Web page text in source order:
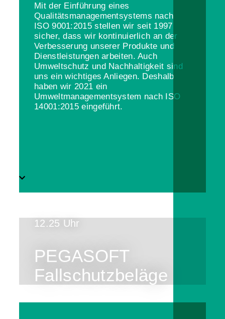
Mit der Einführung eines
Qualitätsmanagementsystems nach
ISO 9001:2015 stellen wir seit 1997
sicher, dass wir kontinuierlich an der
Verbesserung unserer Produkte und
Dienstleistungen arbeiten. Auch
Umweltschutz und Nachhaltigkeit sind
uns ein wichtiges Anliegen. Deshalb
haben wir 2021 ein
Umweltmanagementsystem nach ISO
14001:2015 eingeführt.
12.25 Uhr
PEGASOFT
Fallschutzbeläge